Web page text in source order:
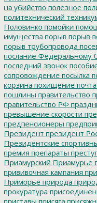
на убийство полезное
политехнический
Половинко помойки
имущества порыв порыв
порыв трубопровода
послание Федеральному
последний звонок
сопровождение посылка
корзина похищение почта
пошлины правительство
правительство РФ
превышение скорости
предпенсионеры
Президент президент
Президентские
премия препараты
Приамурский Приамурье
прививочная кампания
Приморье природа
прокуратура
приставы присяга